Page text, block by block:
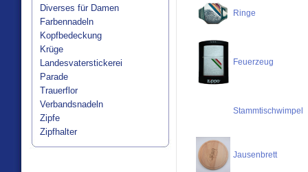
Diverses für Damen
Farbennadeln
Kopfbedeckung
Krüge
Landesvaterstickerei
Parade
Trauerflor
Verbandsnadeln
Zipfe
Zipfhalter
Ringe
Feuerzeug
Stammtischwimpel
Jausenbrett